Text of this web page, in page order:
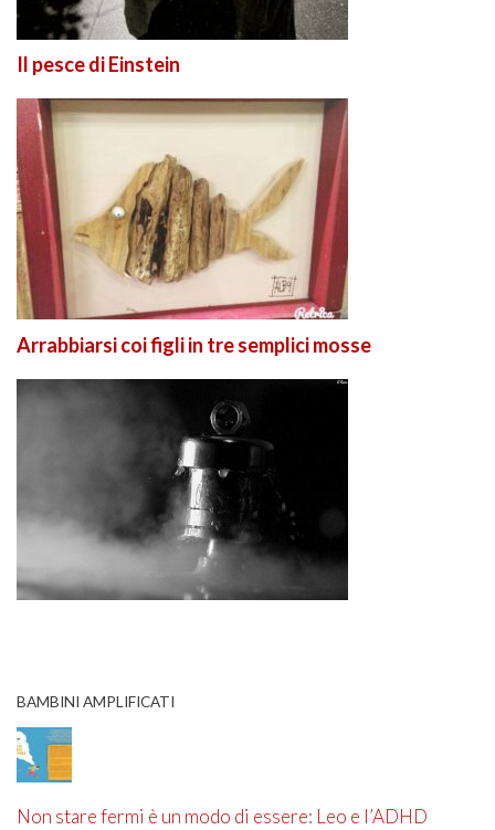
Il pesce di Einstein
Arrabbiarsi coi figli in tre semplici mosse
BAMBINI AMPLIFICATI
Non stare fermi è un modo di essere: Leo e l’ADHD